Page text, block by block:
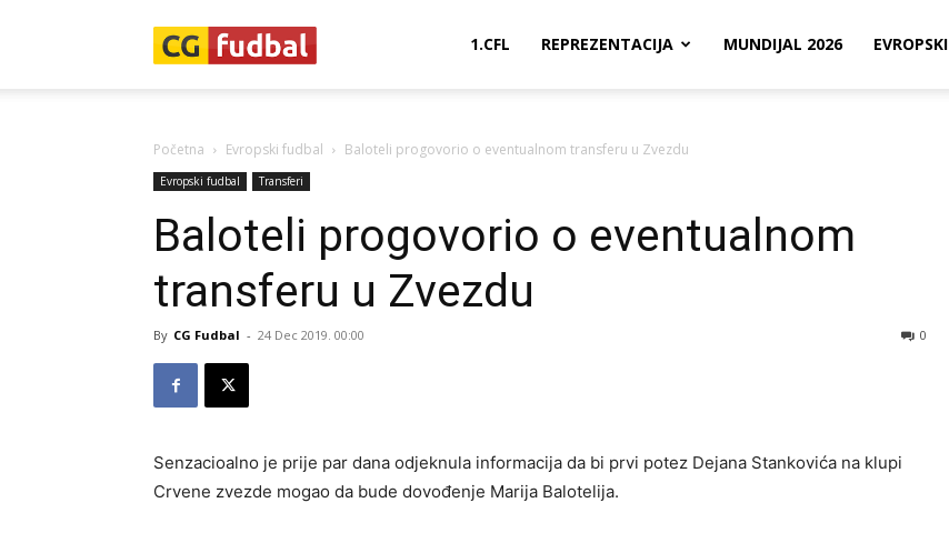
1.CFL REPREZENTACIJA MUNDIJAL 2026 EVROPSKI
Početna Evropski fudbal Baloteli progovorio o eventualnom transferu u Zvezdu
Evropski fudbal Transferi
Baloteli progovorio o eventualnom
transferu u Zvezdu
By CG Fudbal - 24 Dec 2019. 00:00 0
Senzacioalno je prije par dana odjeknula informacija da bi prvi potez Dejana Stankovića na klupi
Crvene zvezde mogao da bude dovođenje Marija Balotelija.